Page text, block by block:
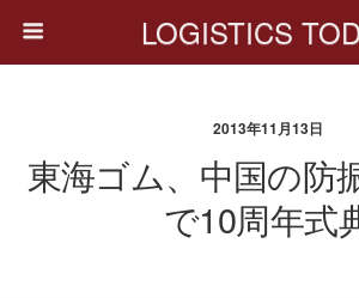
LOGISTICS
2013年11月13日
東海ゴム、中国の防
で10周年式